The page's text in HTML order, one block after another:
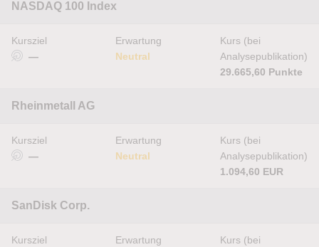
NASDAQ 100 Index
Kursziel
—
Erwartung
Neutral
Kurs (bei
Analysepublikation)
29.665,60 Punkte
Rheinmetall AG
Kursziel
—
Erwartung
Neutral
Kurs (bei
Analysepublikation)
1.094,60 EUR
SanDisk Corp.
Kursziel Erwartung Kurs (bei